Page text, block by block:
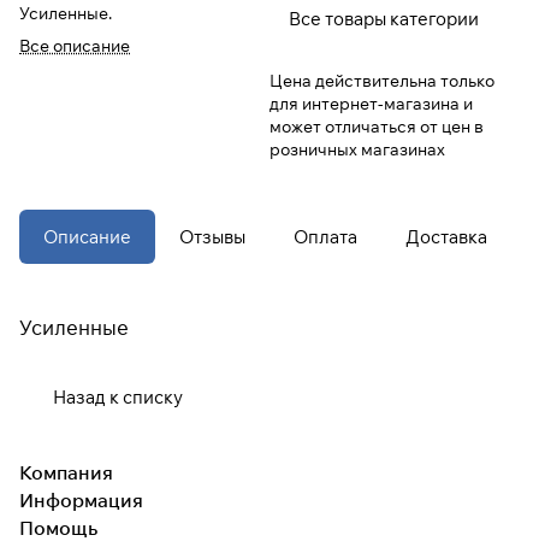
Усиленные.
Все описание
Все товары категории
Цена действительна только
для интернет-магазина и
может отличаться от цен в
розничных магазинах
Описание Отзывы Оплата Доставка
Усиленные
Назад к списку
выберите метод оплатыПЛАЙТ
Оплачивайте сегодня только25%
Получайте товар
по25
скидки по купонам не
Компания
Информация
Помощь